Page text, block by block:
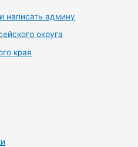
написать админу
округа
края